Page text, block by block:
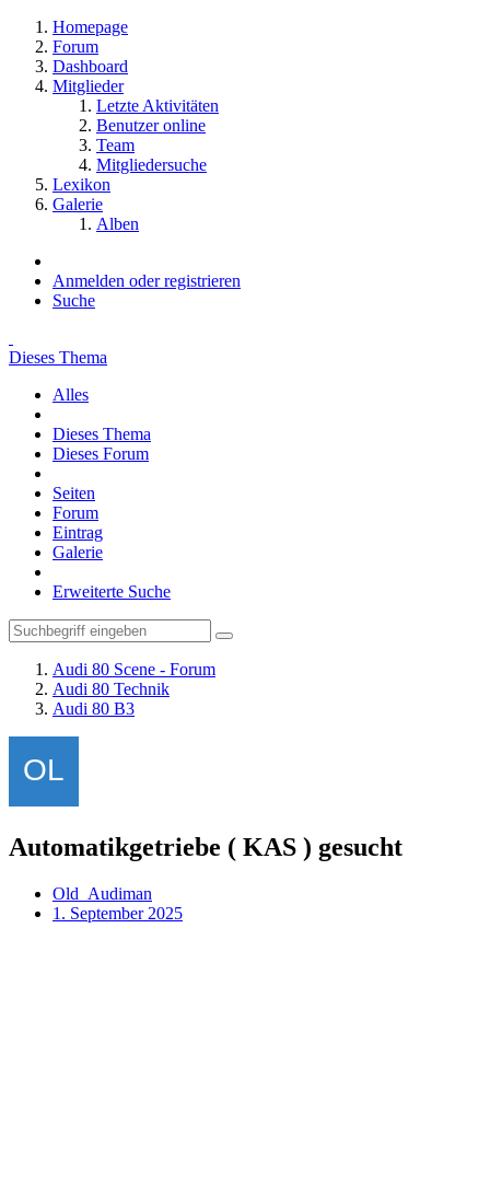
Homepage
Forum
Dashboard
Mitglieder
Letzte Aktivitäten
Benutzer online
Team
Mitgliedersuche
Lexikon
Galerie
Alben
Anmelden oder registrieren
Suche
Dieses Thema
Alles
Dieses Thema
Dieses Forum
Seiten
Forum
Eintrag
Galerie
Erweiterte Suche
Audi 80 Scene - Forum
Audi 80 Technik
Audi 80 B3
Automatikgetriebe ( KAS ) gesucht
Old_Audiman
1. September 2025